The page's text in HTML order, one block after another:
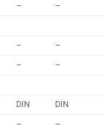
– –
–
–
–
–
DIN
DIN